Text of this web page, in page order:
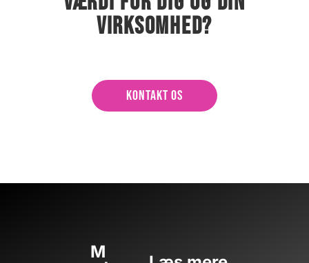
VIRKSOMHED?
KONTAKT OS
M